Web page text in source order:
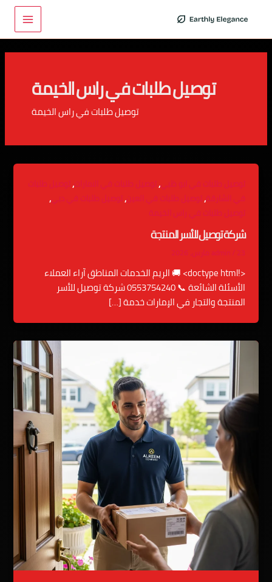
المحتوى
Main
Menu
توصيل طلبات في راس الخيمة
توصيل طلبات في راس الخيمة
توصيل طلبات في ابو ظبي,توصيل طلبات في الامارات,توصيل طلبات
في الشارقة,توصيل طلبات في العين,توصيل طلبات في دبي,
توصيل طلبات في راس الخيمة
شركة توصيل للأسر المنتجة
admin/ 23 مارس، 2026
<!doctype html> 🚚 الريم الخدمات المناطق آراء العملاء
الأسئلة الشائعة 📞 0553754240 شركة توصيل للأسر
المنتجة والتجار في الإمارات خدمة […]